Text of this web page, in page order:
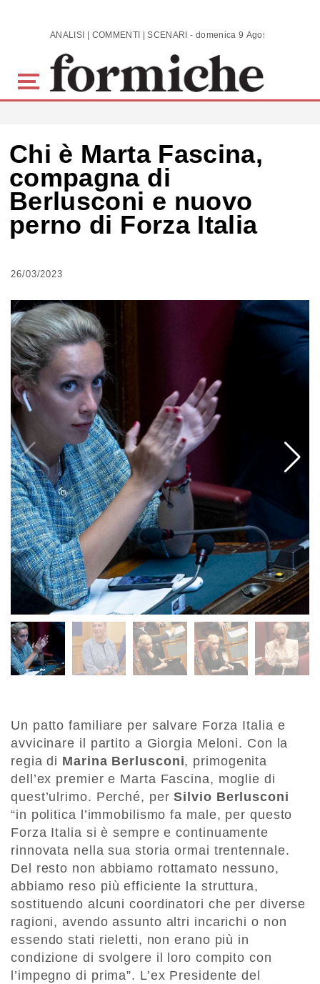
Skip to main content ANALISI | COMMENTI | SCENARI - domenica 9 Agosto 2026
Chi è Marta Fascina,
compagna di
Berlusconi e nuovo
perno di Forza Italia
26/03/2023
Un patto familiare per salvare Forza Italia e
avvicinare il partito a Giorgia Meloni. Con la
regia di Marina Berlusconi, primogenita
dell’ex premier e Marta Fascina, moglie di
quest’ulrimo. Perché, perSilvio Berlusconi
“in politica l’immobilismo fa male, per questo
Forza Italia si è sempre e continuamente
rinnovata nella sua storia ormai trentennale.
Del resto non abbiamo rottamato nessuno,
abbiamo reso più efficiente la struttura,
sostituendo alcuni coordinatori che per diverse
ragioni, avendo assunto altri incarichi o non
essendo stati rieletti, non erano più in
condizione di svolgere il loro compito con
l’impegno di prima”. L’ex Presidente del